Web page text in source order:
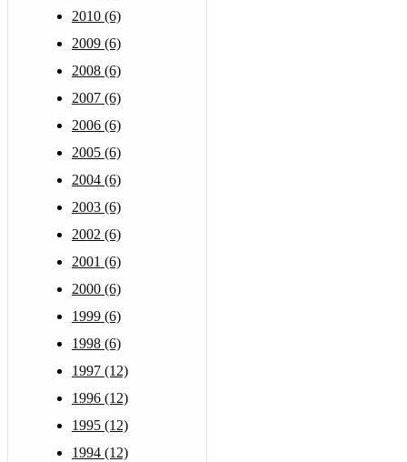
2010 (6)
2009 (6)
2008 (6)
2007 (6)
2006 (6)
2005 (6)
2004 (6)
2003 (6)
2002 (6)
2001 (6)
2000 (6)
1999 (6)
1998 (6)
1997 (12)
1996 (12)
1995 (12)
1994 (12)